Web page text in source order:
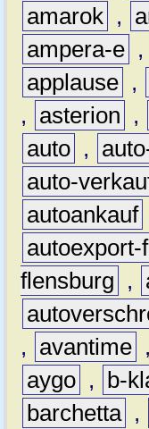
amarok ,
ampera-e ,
applause ,
,
asterion ,
auto ,
auto-
autoankauf
autoexport-
flensburg
,
,
avantime ,
aygo , b-
barchetta ,